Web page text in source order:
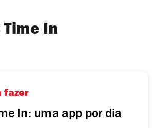
In
fazer
In: uma app por dia